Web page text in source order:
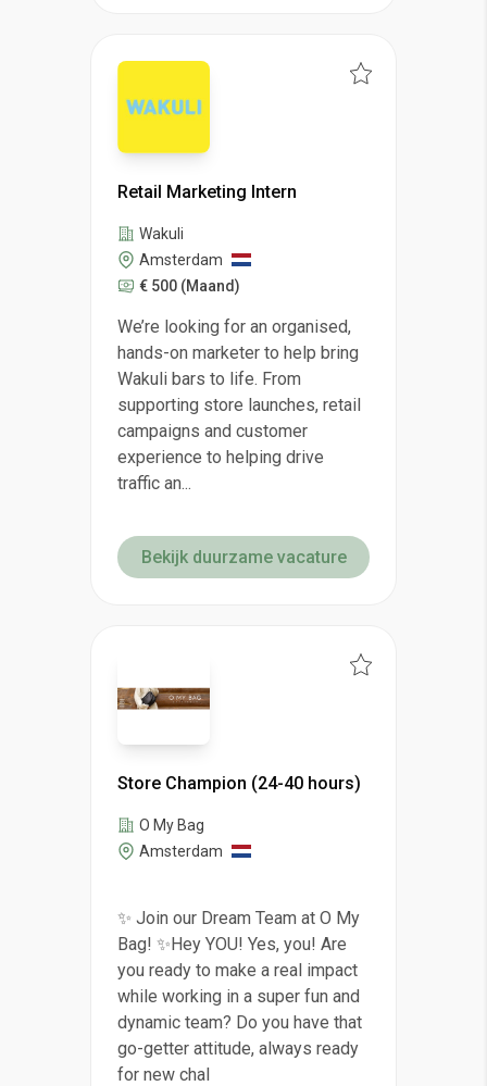
Retail Marketing Intern
Wakuli
Amsterdam
€ 500 (Maand)
We’re looking for an organised,
hands-on marketer to help bring
Wakuli bars to life. From
supporting store launches, retail
campaigns and customer
experience to helping drive
traffic an...
Bekijk duurzame vacature
Store Champion (24-40 hours)
O My Bag
Amsterdam
✨ Join our Dream Team at O My
Bag! ✨Hey YOU! Yes, you! Are
you ready to make a real impact
while working in a super fun and
dynamic team? Do you have that
go-getter attitude, always ready
for new chal